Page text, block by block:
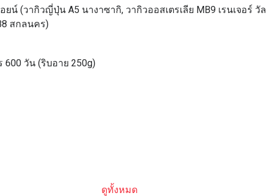
ยน์ (วากิวญี่ปุ่น A5 นางาซากิ, วากิวออสเตรเลีย MB9 เรนเจอร์ วัล
สกลนคร)
วัน (ริบอาย 250g)
ดูทั้งหมด